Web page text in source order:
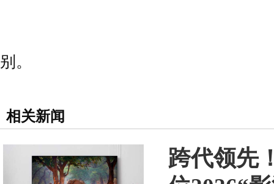
别。
相关新闻
跨代领先